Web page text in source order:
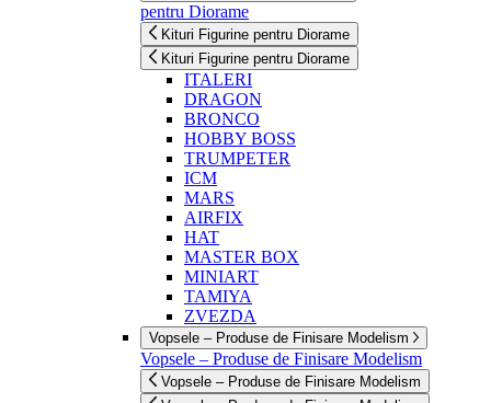
pentru Diorame
Kituri Figurine pentru Diorame
Kituri Figurine pentru Diorame
ITALERI
DRAGON
BRONCO
HOBBY BOSS
TRUMPETER
ICM
MARS
AIRFIX
HAT
MASTER BOX
MINIART
TAMIYA
ZVEZDA
Vopsele – Produse de Finisare Modelism
Vopsele – Produse de Finisare Modelism
Vopsele – Produse de Finisare Modelism